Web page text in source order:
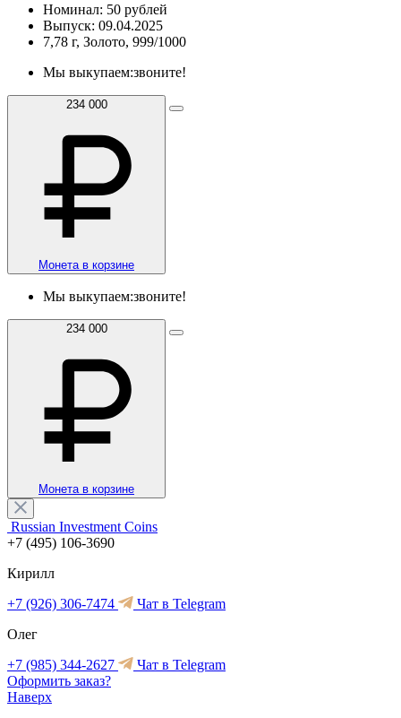
Номинал: 50 рублей
Выпуск: 09.04.2025
7,78 г, Золото, 999/1000
Мы выкупаем:звоните!
234 000
Монета в корзине
Мы выкупаем:звоните!
234 000
Монета в корзине
Russian Investment Coins
+7 (495) 106-3690
Кирилл
+7 (926) 306-7474
Чат в Telegram
Олег
+7 (985) 344-2627
Чат в Telegram
Оформить заказ?
Наверх